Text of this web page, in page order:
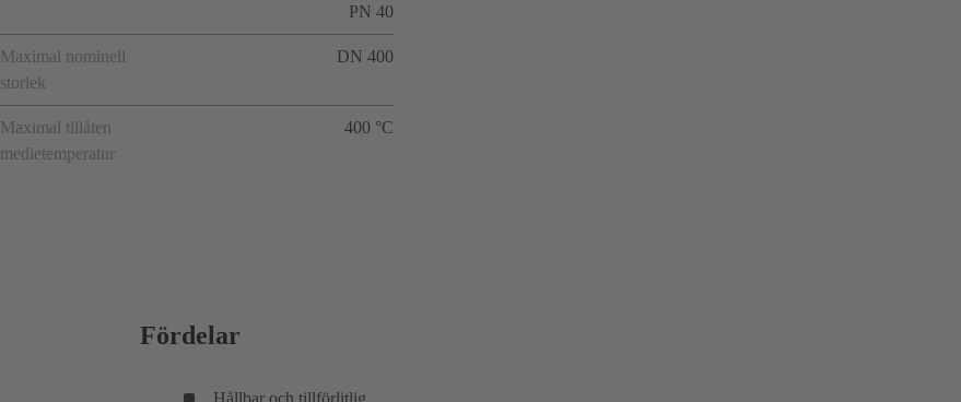
PN 40
Maximal nominell
storlek
DN 400
Maximal tillåten
medietemperatur
400 °C
Fördelar
Hållbar och tillförlitlig